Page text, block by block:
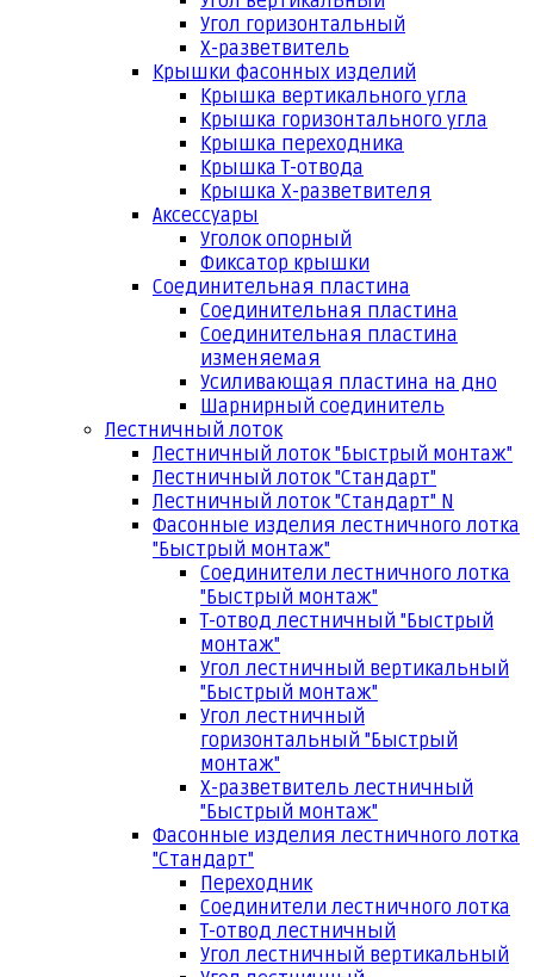
Угол горизонтальный
Х-разветвитель
Крышки фасонных изделий
Крышка вертикального угла
Крышка горизонтального угла
Крышка переходника
Крышка Т-отвода
Крышка Х-разветвителя
Аксессуары
Уголок опорный
Фиксатор крышки
Соединительная пластина
Соединительная пластина
Соединительная пластина
изменяемая
Усиливающая пластина на дно
Шарнирный соединитель
Лестничный лоток
Лестничный лоток "Быстрый монтаж"
Лестничный лоток "Стандарт"
Лестничный лоток "Стандарт" N
Фасонные изделия лестничного лотка
"Быстрый монтаж"
Соединители лестничного лотка
"Быстрый монтаж"
Т-отвод лестничный "Быстрый
монтаж"
Угол лестничный вертикальный
"Быстрый монтаж"
Угол лестничный
горизонтальный "Быстрый
монтаж"
Х-разветвитель лестничный
"Быстрый монтаж"
Фасонные изделия лестничного лотка
"Стандарт"
Переходник
Соединители лестничного лотка
Т-отвод лестничный
Угол лестничный вертикальный